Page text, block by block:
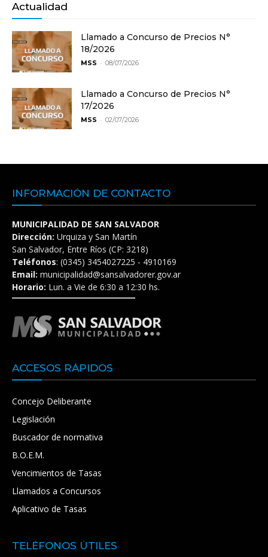
Actualidad
Llamado a Concurso de Precios N°
18/2026
MSS - 08/07/2026
Llamado a Concurso de Precios N°
17/2026
MSS - 02/07/2026
INFORMACIÓN DE CONTACTO
MUNICIPALIDAD DE SAN SALVADOR
Dirección: Urquiza y San Martín
San Salvador, Entre Ríos (CP: 3218)
Teléfonos: (0345) 3454027225 - 4910169
Email: municipalidad@sansalvadorer.gov.ar
Horario: Lun. a Vie de 6:30 a 12:30 hs.
ACCESOS RÁPIDOS
Concejo Deliberante
Legislación
Buscador de normativa
B.O.E.M.
Vencimientos de Tasas
Llamados a Concursos
Aplicativo de Tasas
TELÉFONOS ÚTILES